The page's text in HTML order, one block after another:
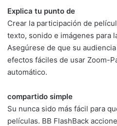
Explica tu punto de
Crear la participación de
texto, sonido e imágenes para
Asegúrese de que su
efectos fáciles de usar Zoom-
automático.
compartido simple
Su nunca sido más fácil para
películas. BB FlashBack